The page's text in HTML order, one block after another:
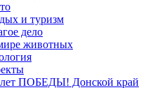
и туризм
дело
животных
ПОБЕДЫ! Донской край